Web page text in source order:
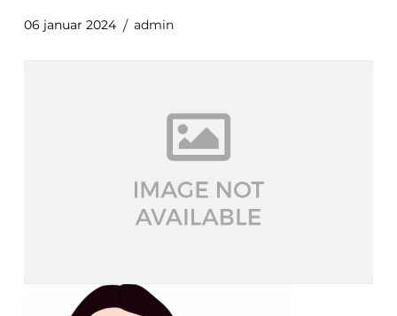
06 januar 2024 admin